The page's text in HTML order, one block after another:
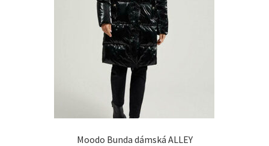
Moodo Bunda dámská ALLEY